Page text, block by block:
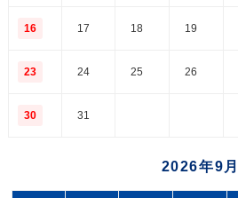
16 17 18 19
23 24 25 26
30 31
2026年9月